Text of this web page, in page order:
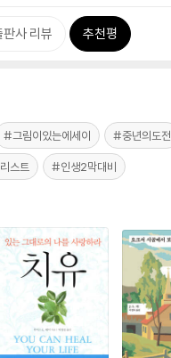
판사 리뷰 추천평
#그림이있는에세이 #중년의도전
스트 #인생2막대비